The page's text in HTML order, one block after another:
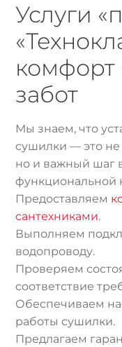
Услуги
забот
Мы знаем, что
сушилки — это не
но и важный шаг
функциональной
Предоставляем
сантехниками.
Выполняем
водопроводу.
Проверяем
соответствие
Обеспечиваем
работы сушилки.
Предлагаем